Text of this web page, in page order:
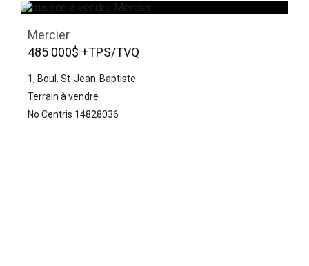
Mercier
485 000$ +TPS/TVQ
1, Boul. St-Jean-Baptiste
Terrain à vendre
No Centris 14828036